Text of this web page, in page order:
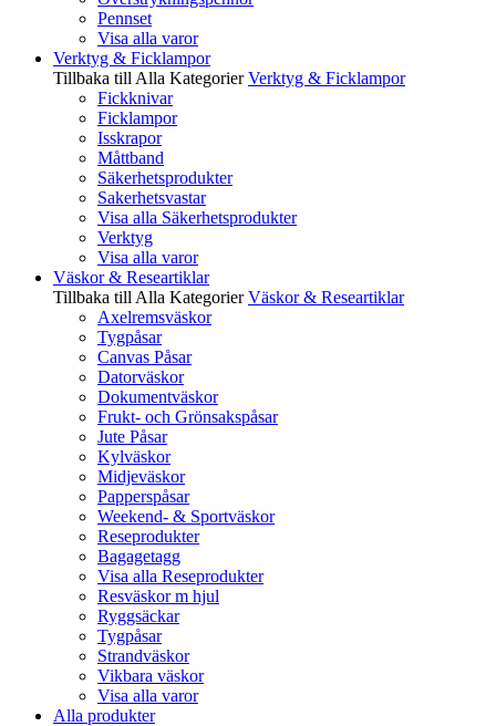
Pennset
Visa alla varor
Verktyg & Ficklampor
Tillbaka till Alla Kategorier Verktyg & Ficklampor
Fickknivar
Ficklampor
Isskrapor
Måttband
Säkerhetsprodukter
Sakerhetsvastar
Visa alla Säkerhetsprodukter
Verktyg
Visa alla varor
Väskor & Researtiklar
Tillbaka till Alla Kategorier Väskor & Researtiklar
Axelremsväskor
Tygpåsar
Canvas Påsar
Datorväskor
Dokumentväskor
Frukt- och Grönsakspåsar
Jute Påsar
Kylväskor
Midjeväskor
Papperspåsar
Weekend- & Sportväskor
Reseprodukter
Bagagetagg
Visa alla Reseprodukter
Resväskor m hjul
Ryggsäckar
Tygpåsar
Strandväskor
Vikbara väskor
Visa alla varor
Alla produkter